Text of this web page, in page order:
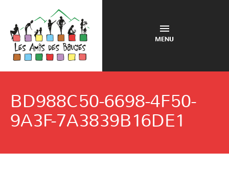
MENU
BD988C50-6698-4F50-
9A3F-7A3839B16DE1